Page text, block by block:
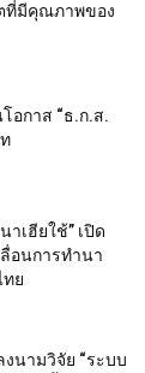
ที่มีคุณภาพของ
อกาส “ธ.ก.ส.
าเฮียใช้” เปิด
อนการทำนา
ทย
นามวิจัย “ระบบ